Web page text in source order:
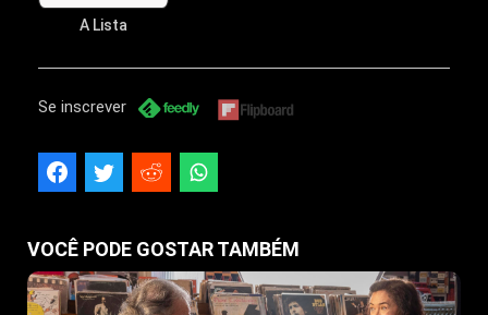
A Lista
Se inscrever
VOCÊ PODE GOSTAR TAMBÉM